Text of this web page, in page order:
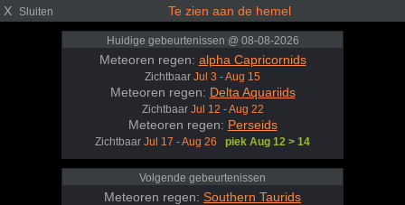
X Sluiten Te zien aan de hemel
Huidige gebeurtenissen @ 08-08-2026
Meteoren regen: alpha Capricornids
Zichtbaar Jul 3 - Aug 15
Meteoren regen: Delta Aquariids
Zichtbaar Jul 12 - Aug 22
Meteoren regen: Perseids
Zichtbaar Jul 17 - Aug 26 piek Aug 12 > 14
Volgende gebeurtenissen
Meteoren regen: Southern Taurids